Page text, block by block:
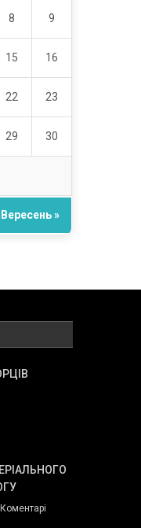
8 9
15 16
22 23
29 30
Вересень »
до